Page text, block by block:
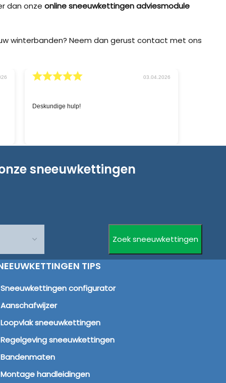
dan onze online sneeuwkettingen adviesmodule
winterbanden? Neem dan gerust contact met ons
02.03.2026
Snelle service en goede prijzen.
sneeuwkettingen
TIPS
Sneeuwkettingen configurator
Aanschafwijzer
Loopvlak sneeuwkettingen
Regelgeving sneeuwkettingen
Bandenmaten
Montage handleidingen